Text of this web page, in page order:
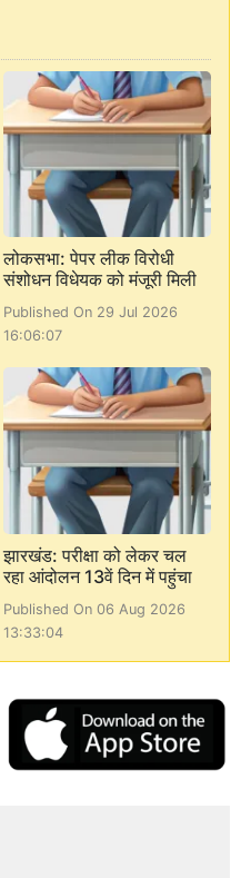
लोकसभा: पेपर लीक विरोधी
संशोधन विधेयक को मंजूरी मिली
Published On 29 Jul 2026
16:06:07
झारखंड: परीक्षा को लेकर चल
रहा आंदोलन 13वें दिन में पहुंचा
Published On 06 Aug 2026
13:33:04